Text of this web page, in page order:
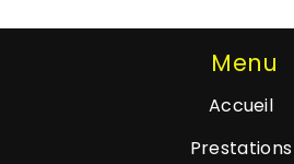
Menu
Accueil
Prestations